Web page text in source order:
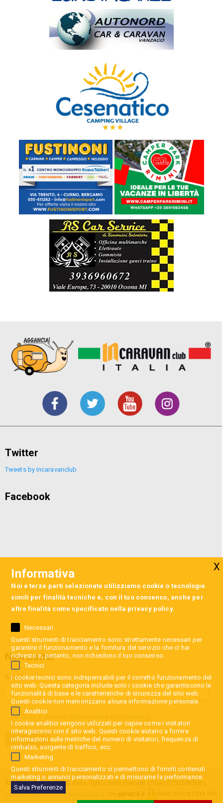
Twitter
Tweets by incaravanclub
Facebook
Newsletter
Email
Ho letto e accetto l'
© 2026 InCaravan Club Italia -Tutti i diritti riservati | P.Iva 01732690506 |
relazioni.esterne@incaravanclub.it
Informativa
Noi e terze parti selezionate utilizziamo cookie o tecnologie
simili per finalità tecniche e, con il tuo consenso, anche per
altre finalità come specificato nella privacy policy.
Necessari
Questi strumenti di tracciamento sono strettamente necessari per
garantire il funzionamento e la fornitura del servizio che ci hai
richiesto e, pertanto, non richiedono il tuo consenso.
Tecnici
I cookie tecnici sono indispensabili per il corretto funzionamento del
sito web. Questa categoria include solo i cookie che garantiscono le
funzionalità di base e le caratteristiche di sicurezza del sito web.
Questi cookie non memorizzano alcuna informazione personale.
Analitici
I cookie analitici vengono utilizzati per capire come i visitatori
interagiscono con il sito web. Questi cookie aiutano a fornire
informazioni sulle metriche del numero di visitatori, frequenza di
rimbalzo, sorgente di traffico, ecc.
Marketing
Questi strumenti di tracciamento ci permettono di fornirti contenuti
marketing o annunci personalizzati e di misurarne la performance.
Salva Preferenze